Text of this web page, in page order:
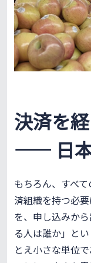
決済を
—— 日本
もちろん、すべ
済組織を持つ必
を、申し込みか
る人は誰か」と
とえ小さな単位